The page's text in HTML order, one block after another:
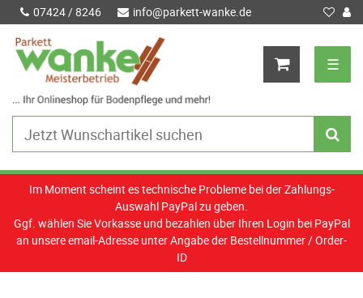
07424 / 8246 info@parkett-wanke.de
☰
Im Moment scheint es technische Probleme bei der Zahlungs-
Auswahl PayPal zu geben.
Ggf. wählen Sie Vorkasse und bezahlen über Ihren Login bei PayPal
an unsere email-Adresse unter Angabe der Bestellnummer / Order-
ID